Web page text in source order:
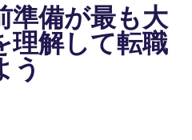
準備が最も大
理解して転職
う